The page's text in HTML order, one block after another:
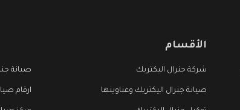
الأقسام
شركة جنرال اليكتريك صيانة
صيانة جنرال اليكتريك وعناوينها ارقام